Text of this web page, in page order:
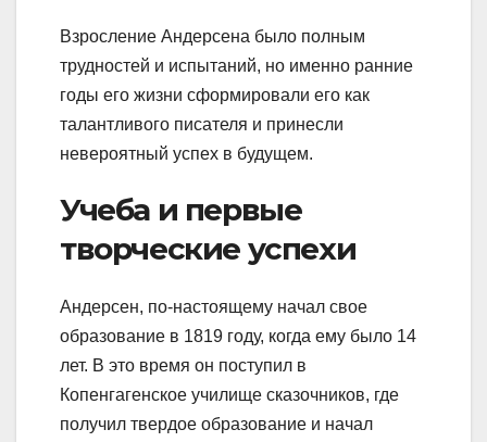
Взросление Андерсена было полным
трудностей и испытаний, но именно ранние
годы его жизни сформировали его как
талантливого писателя и принесли
невероятный успех в будущем.
Учеба и первые
творческие успехи
Андерсен, по-настоящему начал свое
образование в 1819 году, когда ему было 14
лет. В это время он поступил в
Копенгагенское училище сказочников, где
получил твердое образование и начал